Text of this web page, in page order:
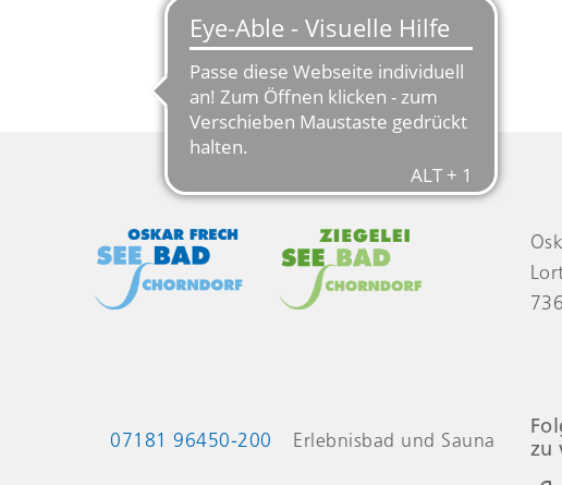
Kontaktinformationen
07181 96450-200 Erlebnisbad und Sauna
zu